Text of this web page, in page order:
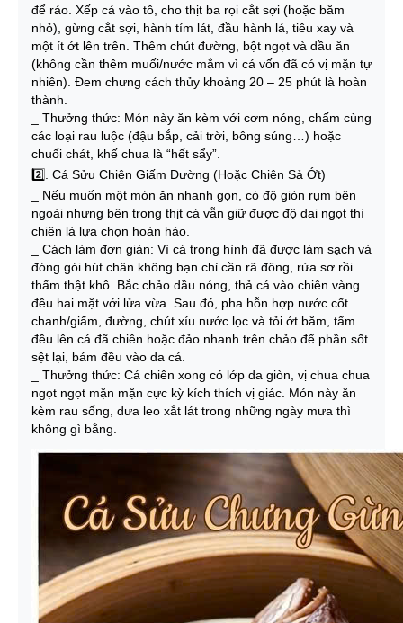
để ráo. Xếp cá vào tô, cho thịt ba rọi cắt sợi (hoặc băm
nhỏ), gừng cắt sợi, hành tím lát, đầu hành lá, tiêu xay và
một ít ớt lên trên. Thêm chút đường, bột ngọt và dầu ăn
(không cần thêm muối/nước mắm vì cá vốn đã có vị mặn tự
nhiên). Đem chưng cách thủy khoảng 20 – 25 phút là hoàn
thành.
_ Thưởng thức: Món này ăn kèm với cơm nóng, chấm cùng
các loại rau luộc (đậu bắp, cải trời, bông súng…) hoặc
chuối chát, khế chua là “hết sẩy”.
2️⃣. Cá Sửu Chiên Giấm Đường (Hoặc Chiên Sả Ớt)
_ Nếu muốn một món ăn nhanh gọn, có độ giòn rụm bên
ngoài nhưng bên trong thịt cá vẫn giữ được độ dai ngọt thì
chiên là lựa chọn hoàn hảo.
_ Cách làm đơn giản: Vì cá trong hình đã được làm sạch và
đóng gói hút chân không bạn chỉ cần rã đông, rửa sơ rồi
thấm thật khô. Bắc chảo dầu nóng, thả cá vào chiên vàng
đều hai mặt với lửa vừa. Sau đó, pha hỗn hợp nước cốt
chanh/giấm, đường, chút xíu nước lọc và tỏi ớt băm, tẩm
đều lên cá đã chiên hoặc đảo nhanh trên chảo để phần sốt
sệt lại, bám đều vào da cá.
_ Thưởng thức: Cá chiên xong có lớp da giòn, vị chua chua
ngọt ngọt mặn mặn cực kỳ kích thích vị giác. Món này ăn
kèm rau sống, dưa leo xắt lát trong những ngày mưa thì
không gì bằng.